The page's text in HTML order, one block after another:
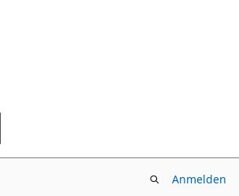
Anmelden